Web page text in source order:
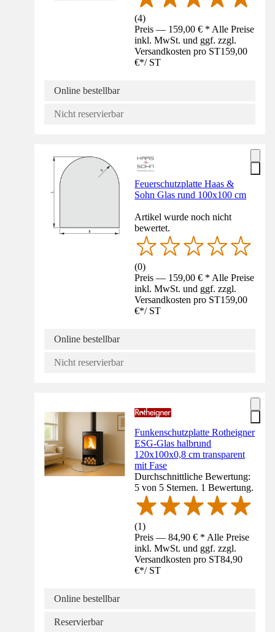
(4)
Preis — 159,00 € * Alle Preise
inkl. MwSt. und ggf. zzgl.
Versandkosten pro ST159,00
€*/ ST
Online bestellbar
Nicht reservierbar
Feuerschutzplatte Haas &
Sohn Glas rund 100x100 cm
Artikel wurde noch nicht
bewertet.
(0)
Preis — 159,00 € * Alle Preise
inkl. MwSt. und ggf. zzgl.
Versandkosten pro ST159,00
€*/ ST
Online bestellbar
Nicht reservierbar
Funkenschutzplatte Rotheigner
ESG-Glas halbrund
120x100x0,8 cm transparent
mit Fase
Durchschnittliche Bewertung:
5 von 5 Sternen. 1 Bewertung.
(1)
Preis — 84,90 € * Alle Preise
inkl. MwSt. und ggf. zzgl.
Versandkosten pro ST84,90
€*/ ST
Online bestellbar
Reservierbar